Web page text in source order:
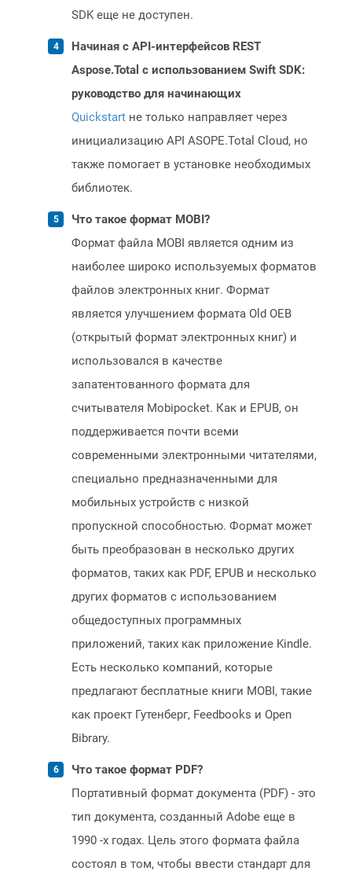
SDK еще не доступен.
Начиная с API-интерфейсов REST
Aspose.Total с использованием Swift SDK:
руководство для начинающих
Quickstart не только направляет через
инициализацию API ASOPE.Total Cloud, но
также помогает в установке необходимых
библиотек.
Что такое формат MOBI?
Формат файла MOBI является одним из
наиболее широко используемых форматов
файлов электронных книг. Формат
является улучшением формата Old OEB
(открытый формат электронных книг) и
использовался в качестве
запатентованного формата для
считывателя Mobipocket. Как и EPUB, он
поддерживается почти всеми
современными электронными читателями,
специально предназначенными для
мобильных устройств с низкой
пропускной способностью. Формат может
быть преобразован в несколько других
форматов, таких как PDF, EPUB и несколько
других форматов с использованием
общедоступных программных
приложений, таких как приложение Kindle.
Есть несколько компаний, которые
предлагают бесплатные книги MOBI, такие
как проект Гутенберг, Feedbooks и Open
Bibrary.
Что такое формат PDF?
Портативный формат документа (PDF) - это
тип документа, созданный Adobe еще в
1990 -х годах. Цель этого формата файла
состоял в том, чтобы ввести стандарт для